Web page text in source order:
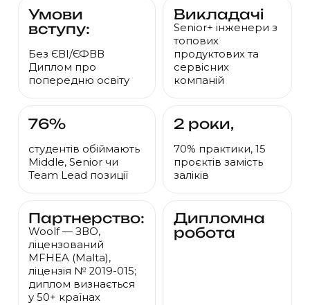
Умови
вступу:
Без ЄВІ/ЄФВВ
Диплом про
попередню освіту
Партнерство:
Woolf — ЗВО,
ліцензований
MFHEA (Malta),
ліцензія № 2019-015;
диплом визнається
у 50+ країнах
Викладачі
Senior+ інженери з
топових
продуктових та
сервісних
компаній
76%
студентів обіймають
Middle, Senior чи
Team Lead позиції
2 роки,
70% практики, 15
проєктів замість
заліків
Дипломна
робота